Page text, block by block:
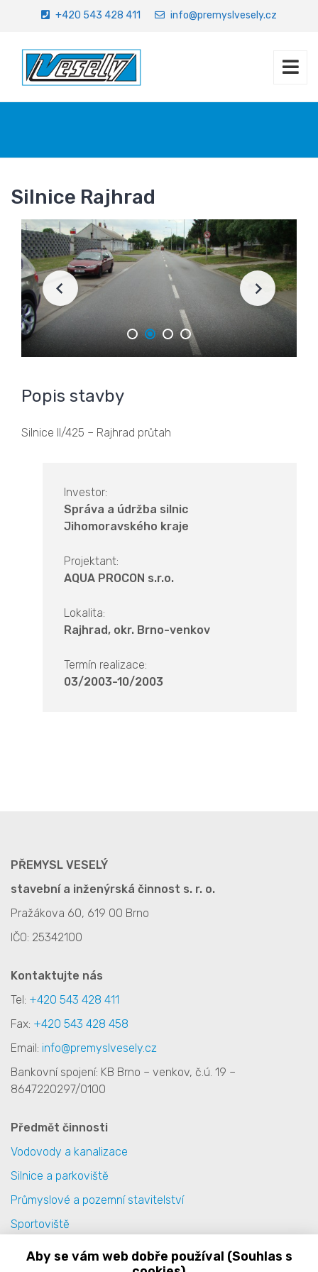
+420 543 428 411 info@premyslvesely.cz
Silnice Rajhrad
Popis stavby
Silnice II/425 – Rajhrad průtah
Investor:
Správa a údržba silnic
Jihomoravského kraje
Projektant:
AQUA PROCON s.r.o.
Lokalita:
Rajhrad, okr. Brno-venkov
Termín realizace:
03/2003-10/2003
PŘEMYSL VESELÝ
stavební a inženýrská činnost s. r. o.
Pražákova 60, 619 00 Brno
IČO: 25342100
Kontaktujte nás
Tel: +420 543 428 411
Fax: +420 543 428 458
Email: info@premyslvesely.cz
Bankovní spojení: KB Brno – venkov, č.ú. 19 –
8647220297/0100
Předmět činnosti
Vodovody a kanalizace
Silnice a parkoviště
Průmyslové a pozemní stavitelství
Sportoviště
Terénní úpravy
Aby se vám web dobře používal (Souhlas s